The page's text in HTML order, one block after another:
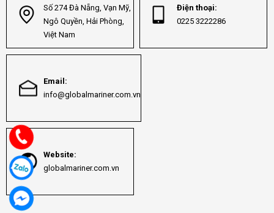
Số 274 Đà Nẵng, Vạn Mỹ,
Ngô Quyền, Hải Phòng,
Việt Nam
Điện thoại:
0225 3222286
Email:
info@globalmariner.com.vn
Website:
globalmariner.com.vn